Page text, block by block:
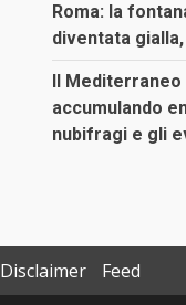
Roma: la
diventata
Il Mediterraneo
accumulando
nubifragi e gli
Disclaimer Feed